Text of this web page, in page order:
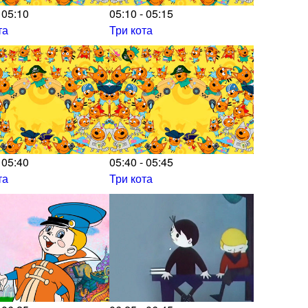
05:10 - 05:15
Три кота
05:40 - 05:45
Три кота